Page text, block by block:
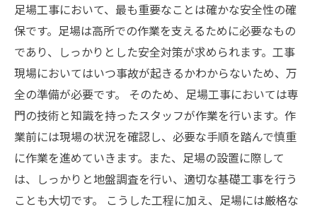
足場工事において、最も重要なことは確かな安全性の確
保です。足場は高所での作業を支えるために必要なもの
であり、しっかりとした安全対策が求められます。工事
現場においてはいつ事故が起きるかわからないため、万
全の準備が必要です。 そのため、足場工事においては専
門の技術と知識を持ったスタッフが作業を行います。作
業前には現場の状況を確認し、必要な手順を踏んで慎重
に作業を進めていきます。また、足場の設置に際して
は、しっかりと地盤調査を行い、適切な基礎工事を行う
ことも大切です。 こうした工程に加え、足場には厳格な